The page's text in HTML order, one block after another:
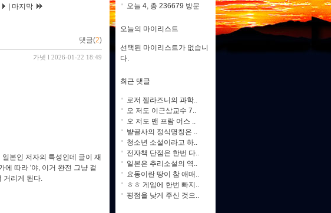
마지막
댓글(2)
가넷 l 2026-01-22 18:49
본인 저자의 특성인데 글이 재
에 따라 '야, 이거 완전 그냥 겉
거리게 된다.
오늘 4, 총 236679 방문
오늘의 마이리스트
선택된 마이리스트가 없습니
다.
최근 댓글
로저 젤라즈니의 과학..
오 저도 이근삼교수 7..
오 저도 맨 프람 어스 ..
뱔골사의 정식명칭은 ..
청소년 소설이라고 하..
전자책 단점은 한번 다..
일본은 추리소설의 역..
요동이란 땅이 참 애매..
ㅎㅎ 게임에 한번 빠지..
평점을 낮게 주신 것으..